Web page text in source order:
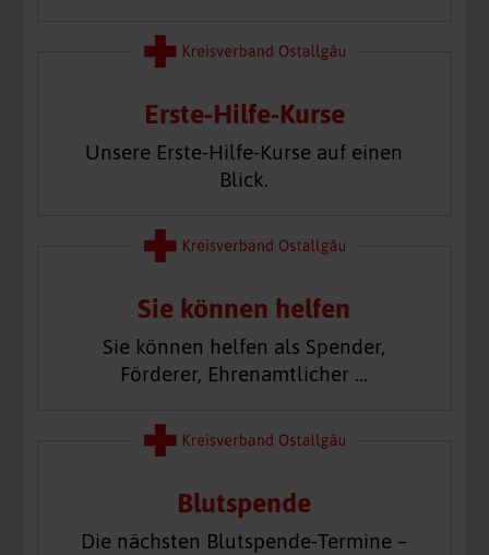
Erste-Hilfe-Kurse
Unsere Erste-Hilfe-Kurse auf einen
Blick.
Sie können helfen
Sie können helfen als Spender,
Förderer, Ehrenamtlicher …
Blutspende
Die nächsten Blutspende-Termine –